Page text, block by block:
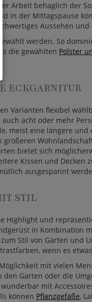
Arbeit behaglich der
in der Mittagspause
Aussehen
werden. So
die gewählten Polster
ECKGARNITUR
Varianten flexibel
acht oder mehr
meist eine längere und
bietet sich
Kissen und Decken
ausgespannt
STIL
Highlight und
in Kombination
Stil von Garten und
wenn es
mit vielen
Garten oder die
mit
können Pflanzgefäße,